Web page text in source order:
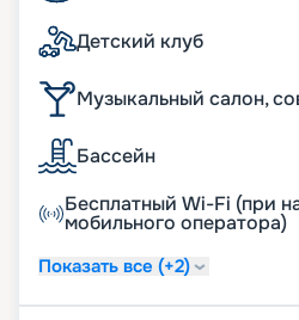
Детский клуб
Музыкальный салон,
Бассейн
Бесплатный Wi-Fi (при
мобильного оператора)
Показать все (+2)